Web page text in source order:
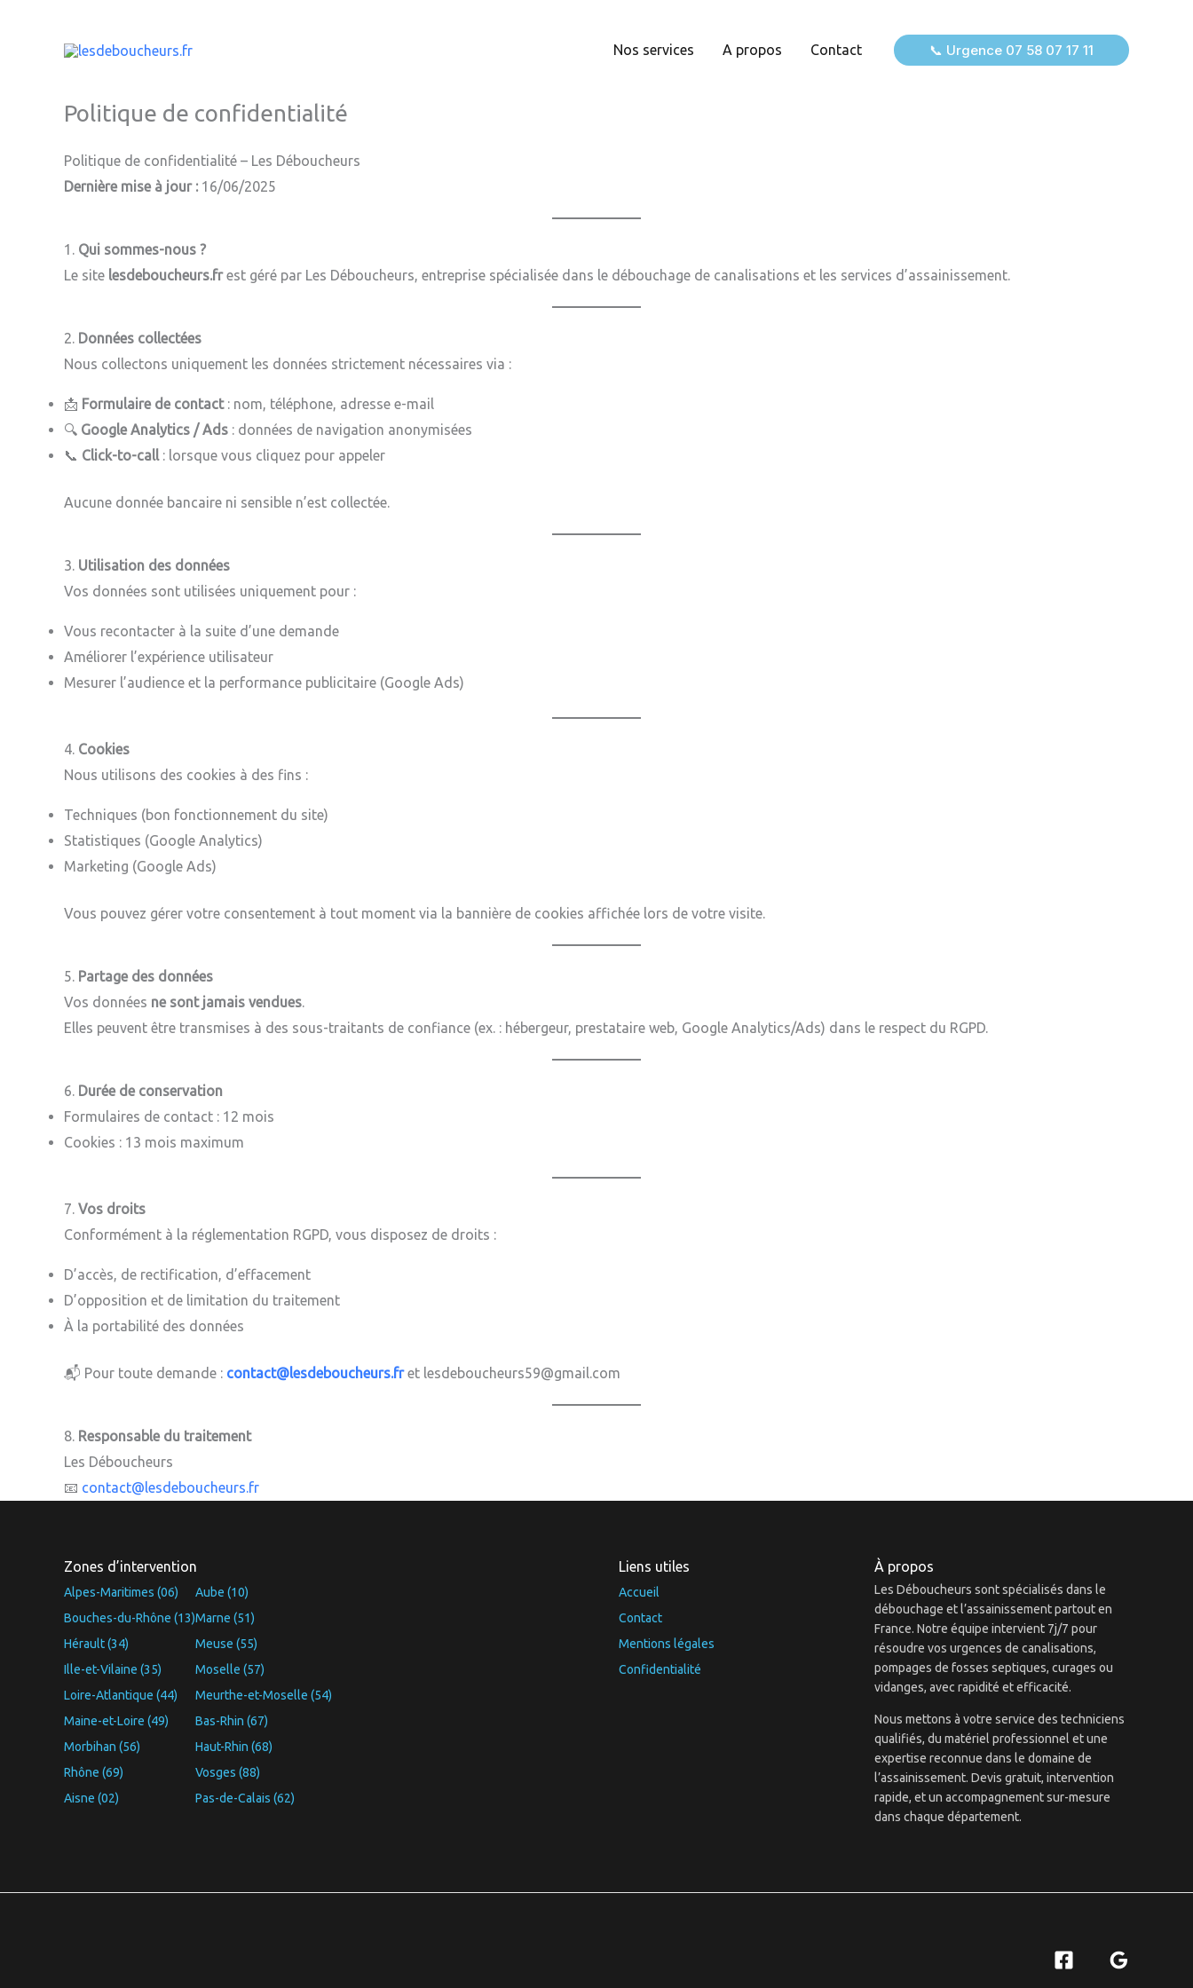
Nos services A propos Contact 📞 Urgence 07 58 07 17 11
Politique de confidentialité
Politique de confidentialité – Les Déboucheurs
Dernière mise à jour : 16/06/2025
1. Qui sommes-nous ?
Le site lesdeboucheurs.frest géré par Les Déboucheurs, entreprise spécialisée dans le débouchage de canalisations et les services d’assainissement.
2. Données collectées
Nous collectons uniquement les données strictement nécessaires via :
📩 Formulaire de contact: nom, téléphone, adresse e-mail
🔍 Google Analytics / Ads : données de navigation anonymisées
📞 Click-to-call: lorsque vous cliquez pour appeler
Aucune donnée bancaire ni sensible n’est collectée.
3. Utilisation des données
Vos données sont utilisées uniquement pour :
Vous recontacter à la suite d’une demande
Améliorer l’expérience utilisateur
Mesurer l’audience et la performance publicitaire (Google Ads)
4. Cookies
Nous utilisons des cookies à des fins :
Techniques (bon fonctionnement du site)
Statistiques (Google Analytics)
Marketing (Google Ads)
Vous pouvez gérer votre consentement à tout moment via la bannière de cookies affichée lors de votre visite.
5. Partage des données
Vos données ne sont jamais vendues.
Elles peuvent être transmises à des sous-traitants de confiance (ex. : hébergeur, prestataire web, Google Analytics/Ads) dans le respect du RGPD.
6. Durée de conservation
Formulaires de contact : 12 mois
Cookies : 13 mois maximum
7. Vos droits
Conformément à la réglementation RGPD, vous disposez de droits :
D’accès, de rectification, d’effacement
D’opposition et de limitation du traitement
À la portabilité des données
📬 Pour toute demande : contact@lesdeboucheurs.fret lesdeboucheurs59@gmail.com
8. Responsable du traitement
Les Déboucheurs
📧 contact@lesdeboucheurs.fr
Zones d’intervention
Alpes-Maritimes (06)
Bouches-du-Rhône (13)
Hérault (34)
Ille-et-Vilaine (35)
Loire-Atlantique (44)
Maine-et-Loire (49)
Morbihan (56)
Rhône (69)
Aisne (02)
Aube (10)
Marne (51)
Meuse (55)
Moselle (57)
Meurthe-et-Moselle (54)
Bas-Rhin (67)
Haut-Rhin (68)
Vosges (88)
Pas-de-Calais (62)
Liens utiles
Accueil
Contact
Mentions légales
Confidentialité
À propos
Les Déboucheurs sont spécialisés dans le
débouchage et l’assainissement partout en
France. Notre équipe intervient 7j/7 pour
résoudre vos urgences de canalisations,
pompages de fosses septiques, curages ou
vidanges, avec rapidité et efficacité.
Nous mettons à votre service des techniciens
qualifiés, du matériel professionnel et une
expertise reconnue dans le domaine de
l’assainissement. Devis gratuit, intervention
rapide, et un accompagnement sur-mesure
dans chaque département.